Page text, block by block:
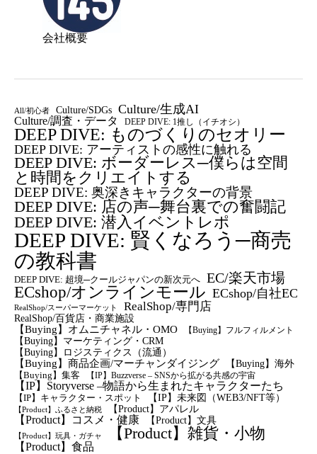
会社概要
All/初心者 Culture/SDGs Culture/生成AI
Culture/調査・データ DEEP DIVE: 1推し（イチオシ）
DEEP DIVE: ものづくりのセオリー
DEEP DIVE: アーティストの感性に触れる
DEEP DIVE: ボーダーレス─僕らは空間
と時間をクリエイトする
DEEP DIVE: 奥深きキャラクターの背景
DEEP DIVE: 店の声─舞台裏での奮闘記
DEEP DIVE: 潜入イベントレポ
DEEP DIVE: 賢くなろう─商売
の教科書
DEEP DIVE: 超境─クールジャパンの新次元へ EC/楽天市場
ECshop/オンラインモール ECshop/自社EC
RealShop/スーパーマーケット RealShop/専門店
RealShop/百貨店・商業施設
【Buying】オムニチャネル・OMO
【Buying】フルフィルメント
【Buying】マーケティング・CRM
【buying】ロジスティクス（流通）
【Buying】商品企画/マーチャンダイジング 【Buying】海外
【Buying】集客 【IP】Buzzverse – SNSから拡がる共感の宇宙
【IP】Storyverse –物語から生まれたキャラクターたち
【IP】キャラクター・スポット 【IP】未来図（WEB3/NFT等）
【Product】ふるさと納税 【Product】アパレル
【Product】コスメ・健康 【Product】文具
【Product】玩具・ガチャ 【Product】雑貨・小物
【Product】食品